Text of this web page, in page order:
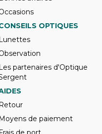
OPTIQUES
partenaires d'Optique
de paiement